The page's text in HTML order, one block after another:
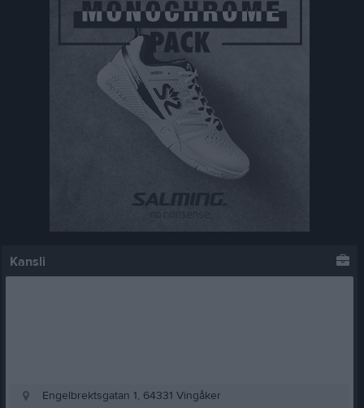
Kansli
Engelbrektsgatan 1, 64331 Vingåker